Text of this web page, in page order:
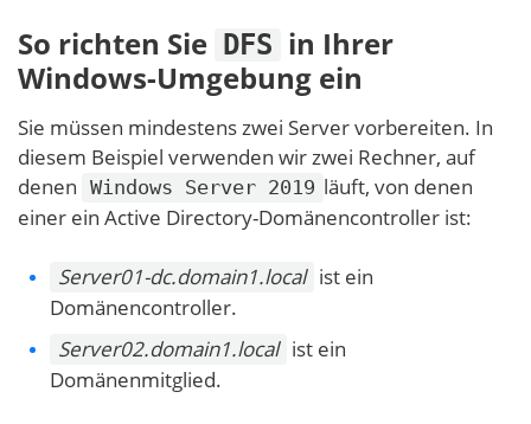
So richten Sie DFS in Ihrer
Windows-Umgebung ein
Sie müssen mindestens zwei Server vorbereiten. In
diesem Beispiel verwenden wir zwei Rechner, auf
denen Windows Server 2019 läuft, von denen
einer ein Active Directory-Domänencontroller ist:
Server01-dc.domain1.local ist ein
Domänencontroller.
Server02.domain1.local ist ein
Domänenmitglied.